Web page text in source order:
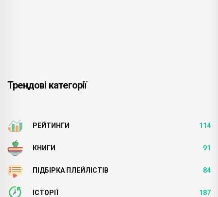
Трендові категорії
РЕЙТИНГИ 114
КНИГИ 91
ПІДБІРКА ПЛЕЙЛІСТІВ 84
ІСТОРІЇ 187